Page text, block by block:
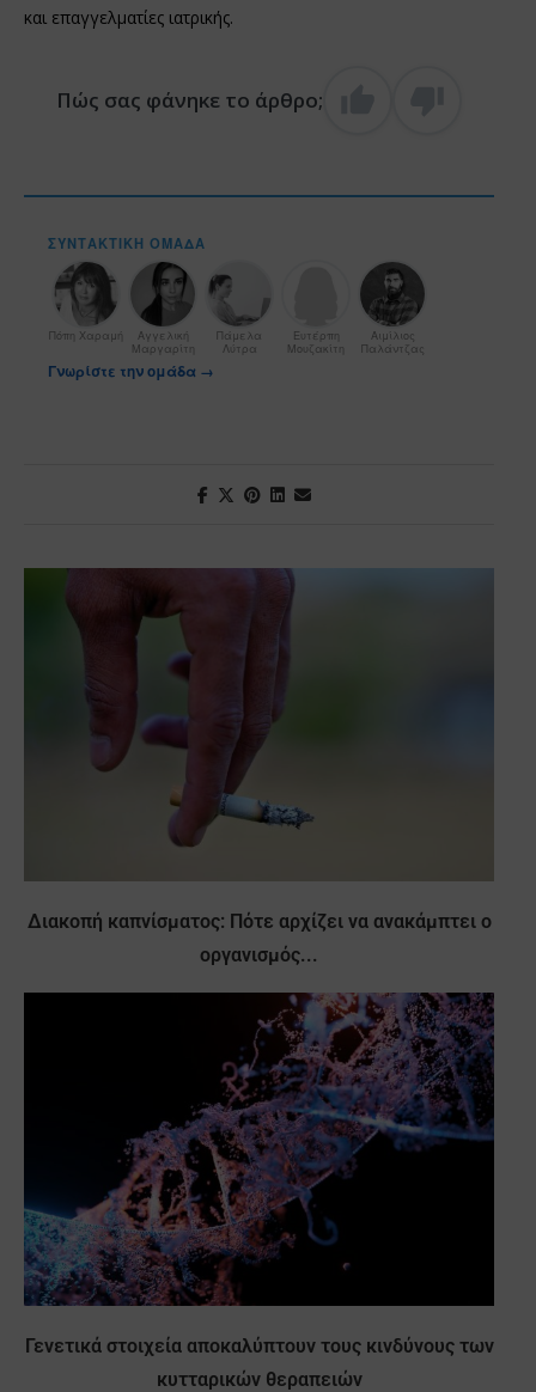
και επαγγελματίες ιατρικής.
Πώς σας φάνηκε το άρθρο;
ΣΥΝΤΑΚΤΙΚΉ ΟΜΆΔΑ
Πόπη Χαραμή
Αγγελική
Μαργαρίτη
Πάμελα
Λύτρα
Ευτέρπη
Μουζακίτη
Αιμίλιος
Παλάντζας
Γνωρίστε την ομάδα →
Διακοπή καπνίσματος: Πότε αρχίζει να ανακάμπτει ο
οργανισμός...
Γενετικά στοιχεία αποκαλύπτουν τους κινδύνους των
κυτταρικών θεραπειών